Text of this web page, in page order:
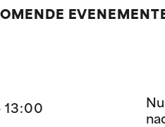
13:00